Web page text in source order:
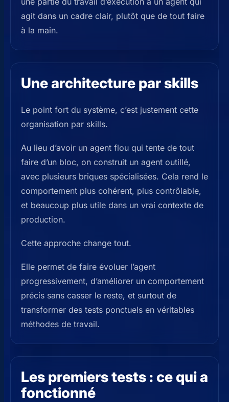
agit dans un cadre clair, plutôt que de tout faire
à la main.
Une architecture par skills
Le point fort du système, c’est justement cette
organisation par skills.
Au lieu d’avoir un agent flou qui tente de tout
faire d’un bloc, on construit un agent outillé,
avec plusieurs briques spécialisées. Cela rend le
comportement plus cohérent, plus contrôlable,
et beaucoup plus utile dans un vrai contexte de
production.
Cette approche change tout.
Elle permet de faire évoluer l’agent
progressivement, d’améliorer un comportement
précis sans casser le reste, et surtout de
transformer des tests ponctuels en véritables
méthodes de travail.
Les premiers tests : ce qui a
fonctionné